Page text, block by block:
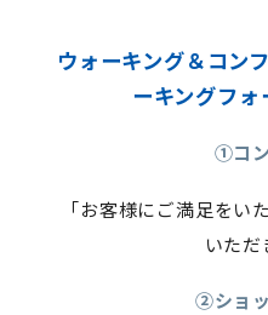
ウォーキング＆コン
ーキングフ
①コ
「お客様にご満足をい
いただ
②ショ